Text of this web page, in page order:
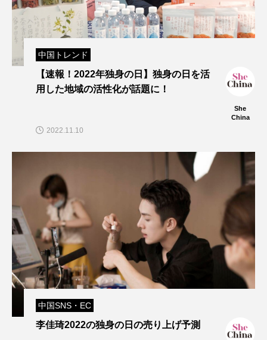
中国トレンド
【速報！2022年独身の日】独身の日を活
用した地域の活性化が話題に！
She
China
2022.11.10
中国SNS・EC
李佳琦2022の独身の日の売り上げ予測